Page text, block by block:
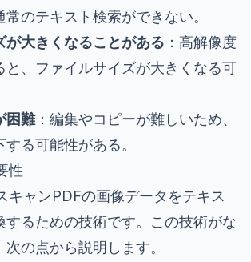
のテキスト検索ができない。
が大きくなることがある ：高解像度
と、ファイルサイズが大きくなる可
困難：編集やコピーが難しいため、
る可能性がある。
性
キャンPDFの画像データをテキス
するための技術です。この技術がな
の点から説明します。